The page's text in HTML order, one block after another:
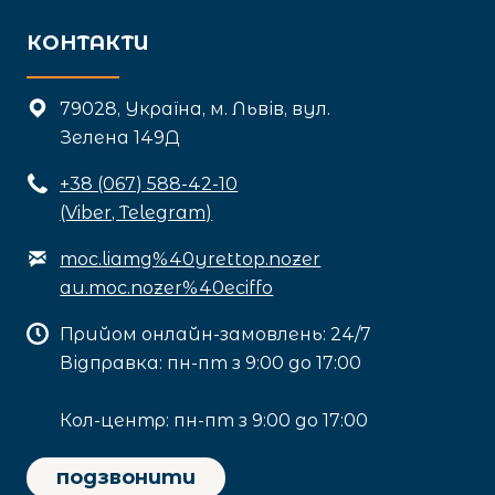
КОНТАКТИ
79028, Україна, м. Львів, вул.
Зелена 149Д
+38 (067) 588-42-10
(Viber, Telegram)
moc.liamg%40yrettop.nozer
au.moc.nozer%40eciffo
Прийом онлайн-замовлень: 24/7
Відправка: пн-пт з 9:00 до 17:00
Кол-центр: пн-пт з 9:00 до 17:00
подзвонити